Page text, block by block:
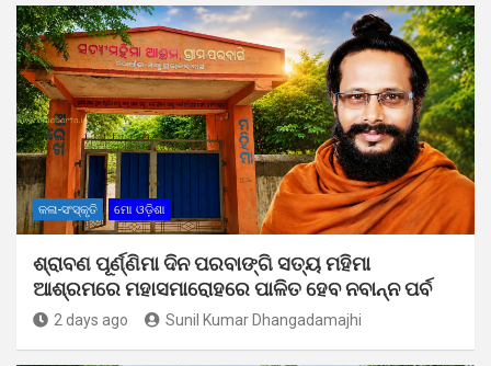
କଳା-ସଂସ୍କୃତି ମୋ ଓଡ଼ିଶା
ଶ୍ରାବଣ ପୂର୍ଣ୍ଣିମା ଦିନ ପରବାଙ୍ଗି ସତ୍ୟ ମହିମା
ଆଶ୍ରମରେ ମହାସମାରୋହରେ ପାଳିତ ହେବ ନବାନ୍ନ ପର୍ବ
2 days ago Sunil Kumar Dhangadamajhi